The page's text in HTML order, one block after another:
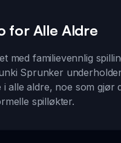
for Alle Aldre
med familievennlig
Sprunker
i alle aldre, noe som gjør
spilløkter.